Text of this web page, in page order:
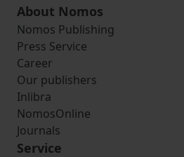
About Nomos
Nomos Publishing
Press Service
Career
Our publishers
Inlibra
NomosOnline
Journals
Service